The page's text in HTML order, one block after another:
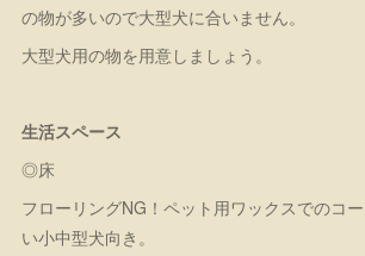
の物が多いので大型犬に合いません。
大型犬用の物を用意しましょう。
生活スペース
◎床
フローリングNG！ペット用ワックスでのコ
い小中型犬向き。